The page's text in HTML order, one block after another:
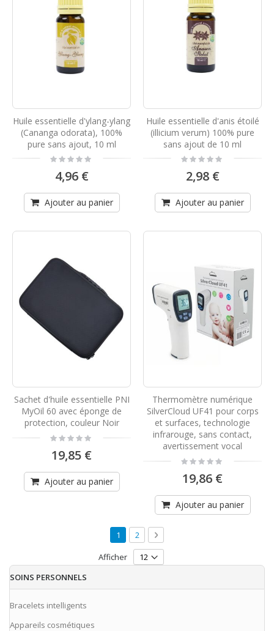
Huile essentielle d'ylang-ylang
(Cananga odorata), 100%
pure sans ajout, 10 ml
Rating:
4,96 €
Ajouter au panier
Huile essentielle d'anis étoilé
(illicium verum) 100% pure
sans ajout de 10 ml
Rating:
2,98 €
Ajouter au panier
Sachet d'huile essentielle PNI
MyOil 60 avec éponge de
protection, couleur Noir
Rating:
0%
19,85 €
Ajouter au panier
Thermomètre numérique
SilverCloud UF41 pour corps
et surfaces, technologie
infrarouge, sans contact,
avertissement vocal
Rating:
0%
19,86 €
Ajouter au panier
Page
Vous lisez actuellement la page
1 Page
2 Page
Suivant
Afficher
SOINS PERSONNELS
Bracelets intelligents
Appareils cosmétiques